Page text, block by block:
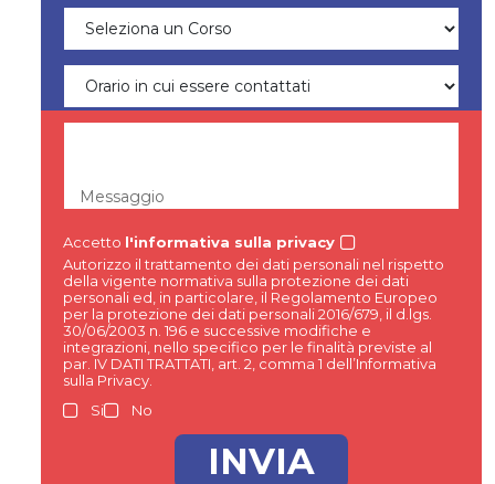
Messaggio
Accetto l'informativa sulla privacy
Autorizzo il trattamento dei dati personali nel rispetto
della vigente normativa sulla protezione dei dati
personali ed, in particolare, il Regolamento Europeo
per la protezione dei dati personali 2016/679, il d.lgs.
30/06/2003 n. 196 e successive modifiche e
integrazioni, nello specifico per le finalità previste al
par. IV DATI TRATTATI, art. 2, comma 1 dell’Informativa
sulla Privacy.
Si
No